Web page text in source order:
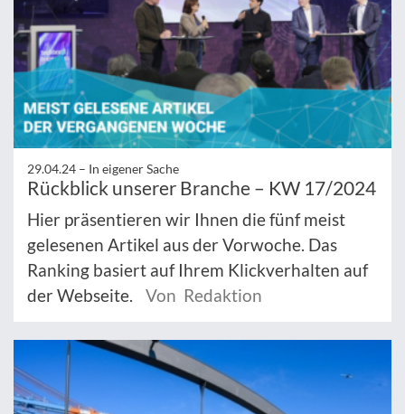
29.04.24 – In eigener Sache
Rückblick unserer Branche – KW 17/2024
Hier präsentieren wir Ihnen die fünf meist
gelesenen Artikel aus der Vorwoche. Das
Ranking basiert auf Ihrem Klickverhalten auf
der Webseite.
Von Redaktion